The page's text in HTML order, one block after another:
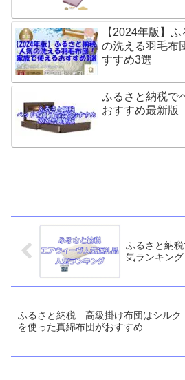
【2024年版】
の洗える羽毛布
すすめ3選
ふるさと納税で
おすすめ最新版
ふるさと納
気ランキング
ふるさと納税 高級掛け布団はシルク
を使った真綿布団がおすすめ